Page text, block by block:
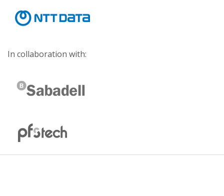
In collaboration with: